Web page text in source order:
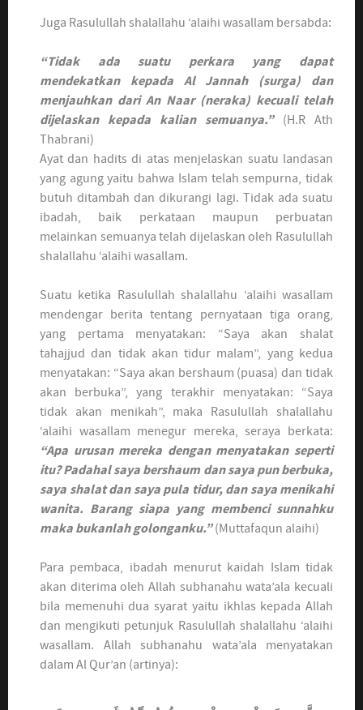
Juga Rasulullah shalallahu ‘alaihi wasallam bersabda:
“Tidak ada suatu perkara yang dapat
mendekatkan kepada Al Jannah (surga) dan
menjauhkan dari An Naar (neraka) kecuali telah
dijelaskan kepada kalian semuanya.”(H.R Ath
Thabrani)
Ayat dan hadits di atas menjelaskan suatu landasan
yang agung yaitu bahwa Islam telah sempurna, tidak
butuh ditambah dan dikurangi lagi. Tidak ada suatu
ibadah, baik perkataan maupun perbuatan
melainkan semuanya telah dijelaskan oleh Rasulullah
shalallahu ‘alaihi wasallam.
Suatu ketika Rasulullah shalallahu ‘alaihi wasallam
mendengar berita tentang pernyataan tiga orang,
yang pertama menyatakan: “Saya akan shalat
tahajjud dan tidak akan tidur malam”, yang kedua
menyatakan: “Saya akan bershaum (puasa) dan tidak
akan berbuka”, yang terakhir menyatakan: “Saya
tidak akan menikah”, maka Rasulullah shalallahu
‘alaihi wasallam menegur mereka, seraya berkata:
“Apa urusan mereka dengan menyatakan seperti
itu? Padahal saya bershaum dan saya pun berbuka,
saya shalat dan saya pula tidur, dan saya menikahi
wanita. Barang siapa yang membenci sunnahku
maka bukanlah golonganku.”(Muttafaqun alaihi)
Para pembaca, ibadah menurut kaidah Islam tidak
akan diterima oleh Allah subhanahu wata’ala kecuali
bila memenuhi dua syarat yaitu ikhlas kepada Allah
dan mengikuti petunjuk Rasulullah shalallahu ‘alaihi
wasallam. Allah subhanahu wata’ala menyatakan
dalam Al Qur’an (artinya):